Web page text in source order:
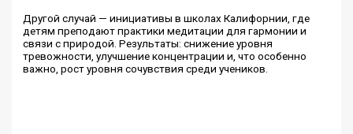
Другой случай — инициативы в школах Калифорнии, где
детям преподают практики медитации для гармонии и
связи с природой. Результаты: снижение уровня
тревожности, улучшение концентрации и, что особенно
важно, рост уровня сочувствия среди учеников.